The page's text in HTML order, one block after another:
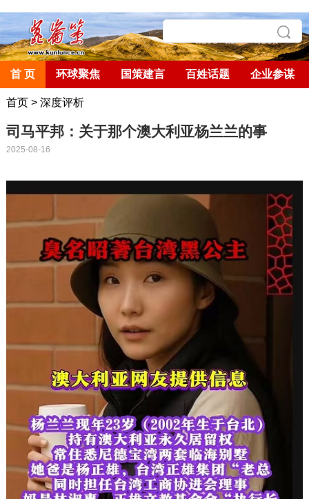
首 页 环球聚焦 国策建言 百姓话题 企业参谋
首页> 深度评析
司马平邦：关于那个澳大利亚杨兰兰的事
2025-08-16